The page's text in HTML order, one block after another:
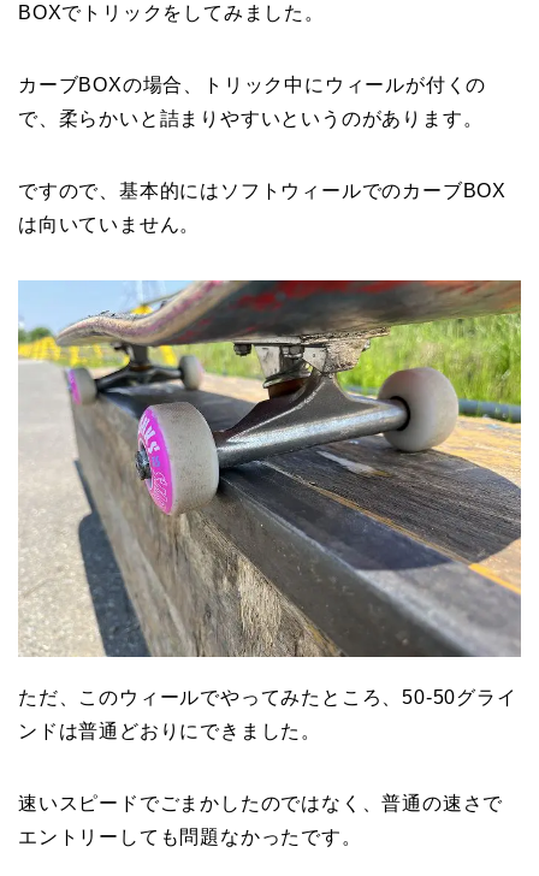
BOXでトリックをしてみました。
カーブBOXの場合、トリック中にウィールが付くの
で、柔らかいと詰まりやすいというのがあります。
ですので、基本的にはソフトウィールでのカーブBOX
は向いていません。
ただ、このウィールでやってみたところ、50-50グライ
ンドは普通どおりにできました。
速いスピードでごまかしたのではなく、普通の速さで
エントリーしても問題なかったです。